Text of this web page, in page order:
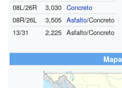
08L/26R
3,030 Concreto
08R/26L
3,505 Asfalto/Concreto
13/31
2,225 Asfalto/Concreto
Mapa